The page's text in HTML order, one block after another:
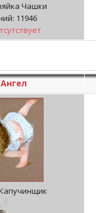
Чашки
11946